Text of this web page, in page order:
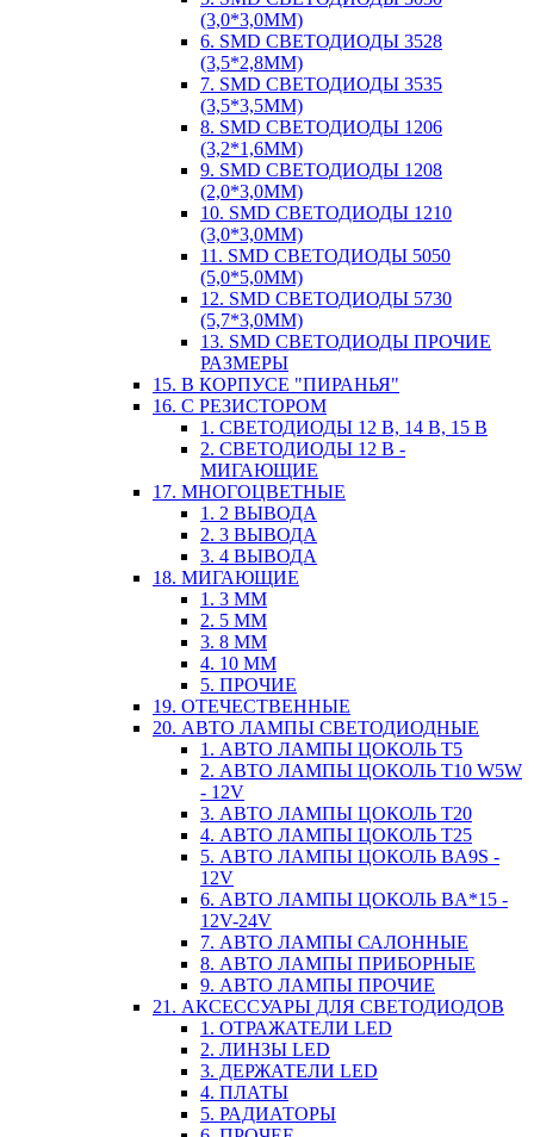
(3,0*3,0ММ)
6. SMD СВЕТОДИОДЫ 3528
(3,5*2,8ММ)
7. SMD СВЕТОДИОДЫ 3535
(3,5*3,5ММ)
8. SMD СВЕТОДИОДЫ 1206
(3,2*1,6ММ)
9. SMD СВЕТОДИОДЫ 1208
(2,0*3,0ММ)
10. SMD СВЕТОДИОДЫ 1210
(3,0*3,0ММ)
11. SMD СВЕТОДИОДЫ 5050
(5,0*5,0ММ)
12. SMD СВЕТОДИОДЫ 5730
(5,7*3,0ММ)
13. SMD СВЕТОДИОДЫ ПРОЧИЕ
РАЗМЕРЫ
15. В КОРПУСЕ "ПИРАНЬЯ"
16. С РЕЗИСТОРОМ
1. СВЕТОДИОДЫ 12 В, 14 В, 15 В
2. СВЕТОДИОДЫ 12 В -
МИГАЮЩИЕ
17. МНОГОЦВЕТНЫЕ
1. 2 ВЫВОДА
2. 3 ВЫВОДА
3. 4 ВЫВОДА
18. МИГАЮЩИЕ
1. 3 ММ
2. 5 ММ
3. 8 ММ
4. 10 ММ
5. ПРОЧИЕ
19. ОТЕЧЕСТВЕННЫЕ
20. АВТО ЛАМПЫ СВЕТОДИОДНЫЕ
1. АВТО ЛАМПЫ ЦОКОЛЬ T5
2. АВТО ЛАМПЫ ЦОКОЛЬ T10 W5W
- 12V
3. АВТО ЛАМПЫ ЦОКОЛЬ T20
4. АВТО ЛАМПЫ ЦОКОЛЬ T25
5. АВТО ЛАМПЫ ЦОКОЛЬ BA9S -
12V
6. АВТО ЛАМПЫ ЦОКОЛЬ BA*15 -
12V-24V
7. АВТО ЛАМПЫ САЛОННЫЕ
8. АВТО ЛАМПЫ ПРИБОРНЫЕ
9. АВТО ЛАМПЫ ПРОЧИЕ
21. АКСЕССУАРЫ ДЛЯ СВЕТОДИОДОВ
1. ОТРАЖАТЕЛИ LED
2. ЛИНЗЫ LED
3. ДЕРЖАТЕЛИ LED
4. ПЛАТЫ
5. РАДИАТОРЫ